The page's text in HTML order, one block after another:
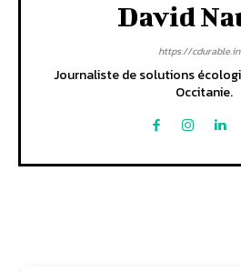
David
https://
Journaliste de solutions
Occitanie.